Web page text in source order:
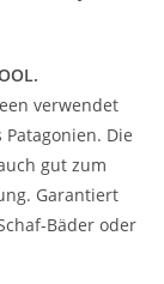
verwendet
Die
gut zum
Garantiert
Bäder oder